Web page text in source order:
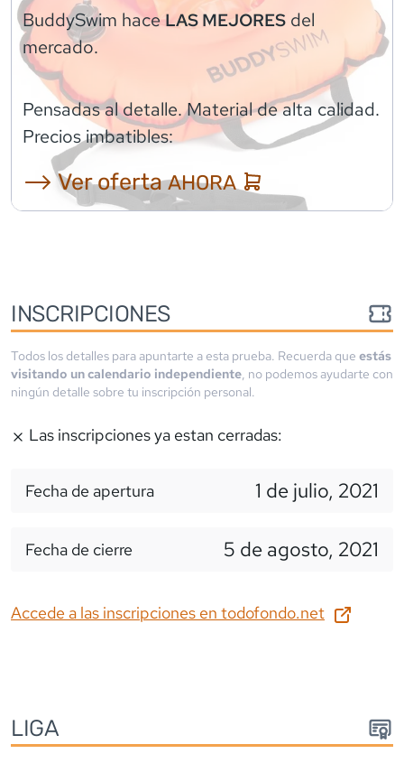
BuddySwim haceLAS MEJORES del
mercado.
Pensadas al detalle. Material de alta calidad.
Precios imbatibles:
⟶ Ver ofertaAHORA
INSCRIPCIONES
Todos los detalles para apuntarte a esta prueba. Recuerda que estás
visitando un calendario independiente, no podemos ayudarte con
ningún detalle sobre tu inscripción personal.
Las inscripciones ya estan cerradas:
Fecha de apertura 1 de julio, 2021
Fecha de cierre 5 de agosto, 2021
Accede a las inscripciones en todofondo.net
LIGA